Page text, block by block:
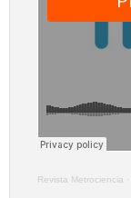
Revista Metrociencia ·